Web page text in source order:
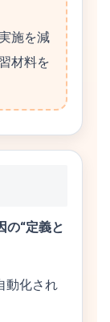
施を減
材料を
の“定義と
動化され